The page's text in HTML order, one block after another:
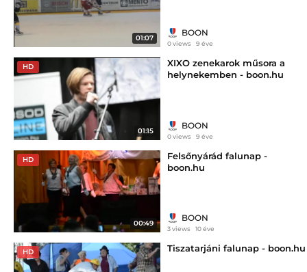
01:07
BOON
0 views 9 éve
HD
01:15
XIXO zenekarok műsora a
helynekemben - boon.hu
BOON
0 views 9 éve
HD
00:49
Felsőnyárád falunap -
boon.hu
BOON
3 views 10 éve
HD Tiszatarjáni falunap - boon.hu